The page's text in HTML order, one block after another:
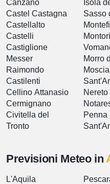
Canzano
Castel Castagna
Castellalto
Castelli
Castiglione
Messer
Raimondo
Castilenti
Cellino Attanasio
Cermignano
Civitella del
Tronto
Isola
Sasso
Morro
Nereto
Penna
Previsioni Meteo in
L'Aquila